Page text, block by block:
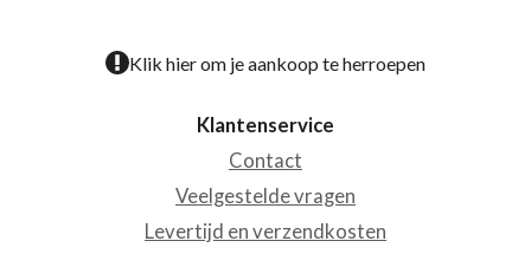
Klik hier om je aankoop te herroepen
Klantenservice
Contact
Veelgestelde vragen
Levertijd en verzendkosten